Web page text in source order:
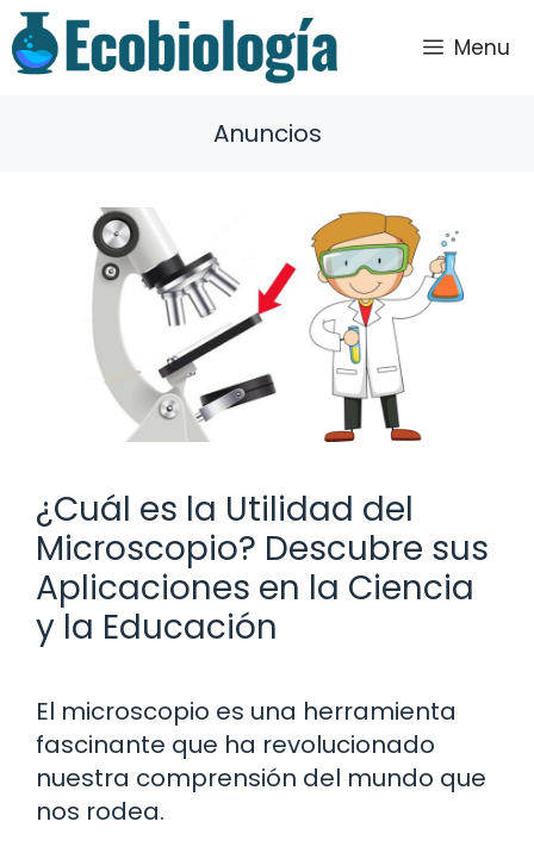
Saltar
al
contenido
Menu
Anuncios
¿Cuál es la Utilidad del
Microscopio? Descubre sus
Aplicaciones en la Ciencia
y la Educación
El microscopio es una herramienta
fascinante que ha revolucionado
nuestra comprensión del mundo que
nos rodea.